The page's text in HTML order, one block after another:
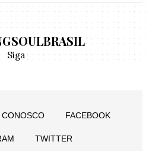
Siga
CONOSCO FACEBOOK
TWITTER